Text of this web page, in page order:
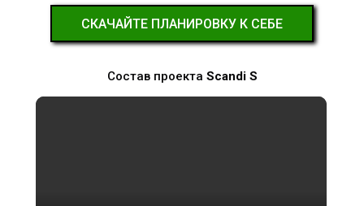
СКАЧАЙТЕ ПЛАНИРОВКУ К СЕБЕ
Cостав проекта Scandi S